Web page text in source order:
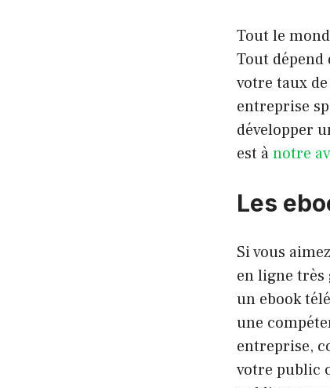
Tout le
Tout dépend
votre taux
entreprise
développer
est ànotre
Les
Si vous
en ligne très
un ebook
une
entreprise,
votre public